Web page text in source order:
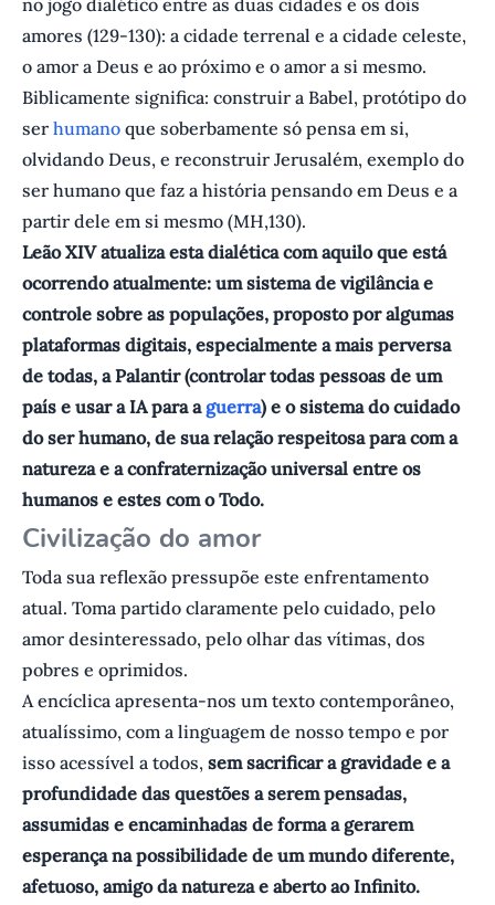
no jogo dialético entre as duas cidades e os dois
amores (129-130): a cidade terrenal e a cidade celeste,
o amor a Deus e ao próximo e o amor a si mesmo.
Biblicamente significa: construir a Babel, protótipo do
ser humano que soberbamente só pensa em si,
olvidando Deus, e reconstruir Jerusalém, exemplo do
ser humano que faz a história pensando em Deus e a
partir dele em si mesmo (MH,130).
Leão XIV atualiza esta dialética com aquilo que está
ocorrendo atualmente: um sistema de vigilância e
controle sobre as populações, proposto por algumas
plataformas digitais, especialmente a mais perversa
de todas, a Palantir (controlar todas pessoas de um
país e usar a IA para a guerra) e o sistema do cuidado
do ser humano, de sua relação respeitosa para com a
natureza e a confraternização universal entre os
humanos e estes com o Todo.
Civilização do amor
Toda sua reflexão pressupõe este enfrentamento
atual. Toma partido claramente pelo cuidado, pelo
amor desinteressado, pelo olhar das vítimas, dos
pobres e oprimidos.
A encíclica apresenta-nos um texto contemporâneo,
atualíssimo, com a linguagem de nosso tempo e por
isso acessível a todos, sem sacrificar a gravidade e a
profundidade das questões a serem pensadas,
assumidas e encaminhadas de forma a gerarem
esperança na possibilidade de um mundo diferente,
afetuoso, amigo da natureza e aberto ao Infinito.